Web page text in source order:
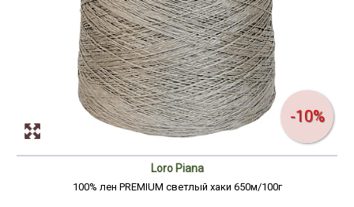
-10%
Loro Piana
100% лен PREMIUM светлый хаки 650м/100г